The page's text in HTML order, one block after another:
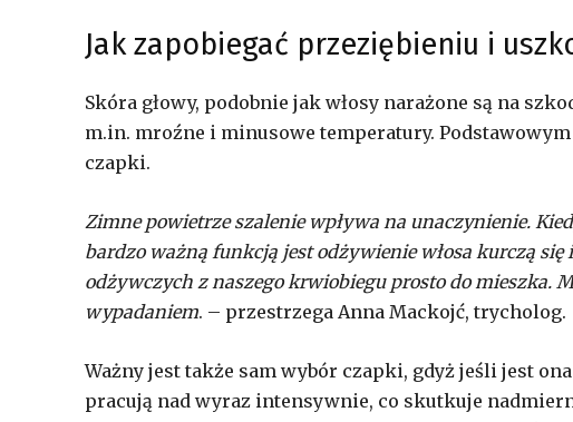
Jak zapobiegać przeziębieniu i
Skóra głowy, podobnie jak włosy narażone są na
m.in. mroźne i minusowe temperatury.
czapki.
Zimne powietrze szalenie wpływa na unaczynienie.
bardzo ważną funkcją jest odżywienie włosa kurczą
odżywczych z naszego krwiobiegu prosto do mieszka.
wypadaniem. – przestrzega Anna Mackojć, trycholog.
Ważny jest także sam wybór czapki, gdyż jeśli jest
pracują nad wyraz intensywnie, co skutkuje